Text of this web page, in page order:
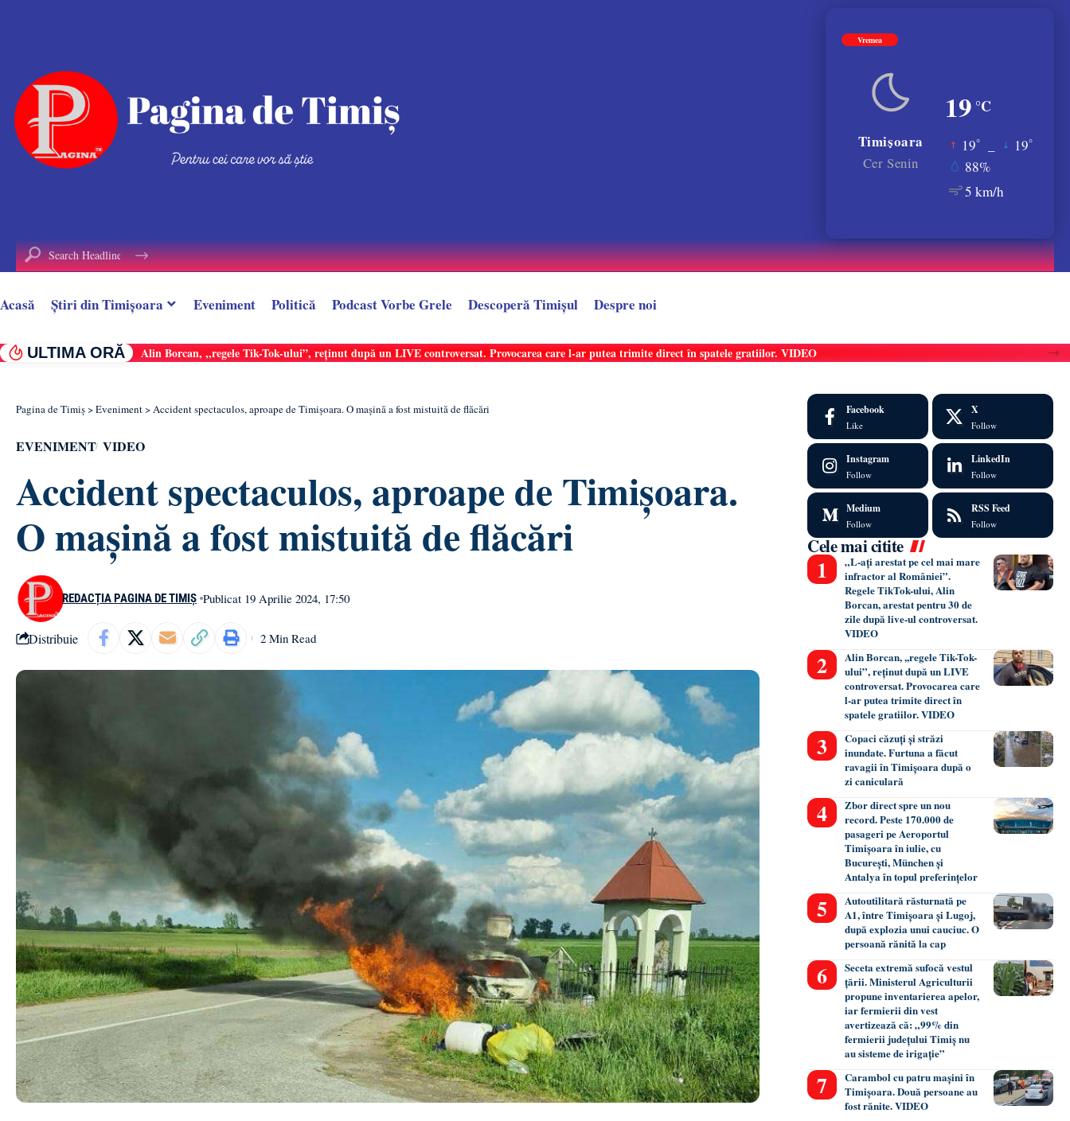
Vremea
19 °C
Timișoara
Cer Senin
19° 19°
88%
5 km/h
Acasă Știri din Timișoara Eveniment Politică Podcast Vorbe Grele Descoperă Timișul Despre noi
ULTIMA ORĂ Alin Borcan, ,,regele Tik-Tok-ului”, reținut după un LIVE controversat. Provocarea care l-ar putea trimite direct în spatele gratiilor. VIDEO
Pagina de Timiș>Eveniment>Accident spectaculos, aproape de Timișoara. O mașină a fost mistuită de flăcări
EVENIMENT VIDEO
Accident spectaculos, aproape de Timișoara.
O mașină a fost mistuită de flăcări
REDACȚIA PAGINA DE TIMIȘ Publicat 19 Aprilie 2024, 17:50
Distribuie 2 Min Read
Facebook
Like
X
Follow
Instagram
Follow
LinkedIn
Follow
Medium
Follow
RSS Feed
Follow
Cele mai citite
„L-ați arestat pe cel mai mare
infractor al României”.
Regele TikTok-ului, Alin
Borcan, arestat pentru 30 de
zile după live-ul controversat.
VIDEO
Alin Borcan, ,,regele Tik-Tok-
ului”, reținut după un LIVE
controversat. Provocarea care
l-ar putea trimite direct în
spatele gratiilor. VIDEO
Copaci căzuți și străzi
inundate. Furtuna a făcut
ravagii în Timișoara după o
zi caniculară
Zbor direct spre un nou
record. Peste 170.000 de
pasageri pe Aeroportul
Timișoara în iulie, cu
București, München și
Antalya în topul preferințelor
Autoutilitară răsturnată pe
A1, între Timișoara și Lugoj,
după explozia unui cauciuc. O
persoană rănită la cap
Seceta extremă sufocă vestul
țării. Ministerul Agriculturii
propune inventarierea apelor,
iar fermierii din vest
avertizează că: „99% din
fermierii județului Timiș nu
au sisteme de irigație”
Carambol cu patru mașini în
Timișoara. Două persoane au
fost rănite. VIDEO